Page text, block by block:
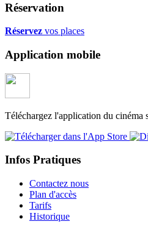
Réservation
Réservez vos places
Application mobile
Téléchargez l'application du cinéma
Infos Pratiques
Contactez nous
Plan d'accès
Tarifs
Historique